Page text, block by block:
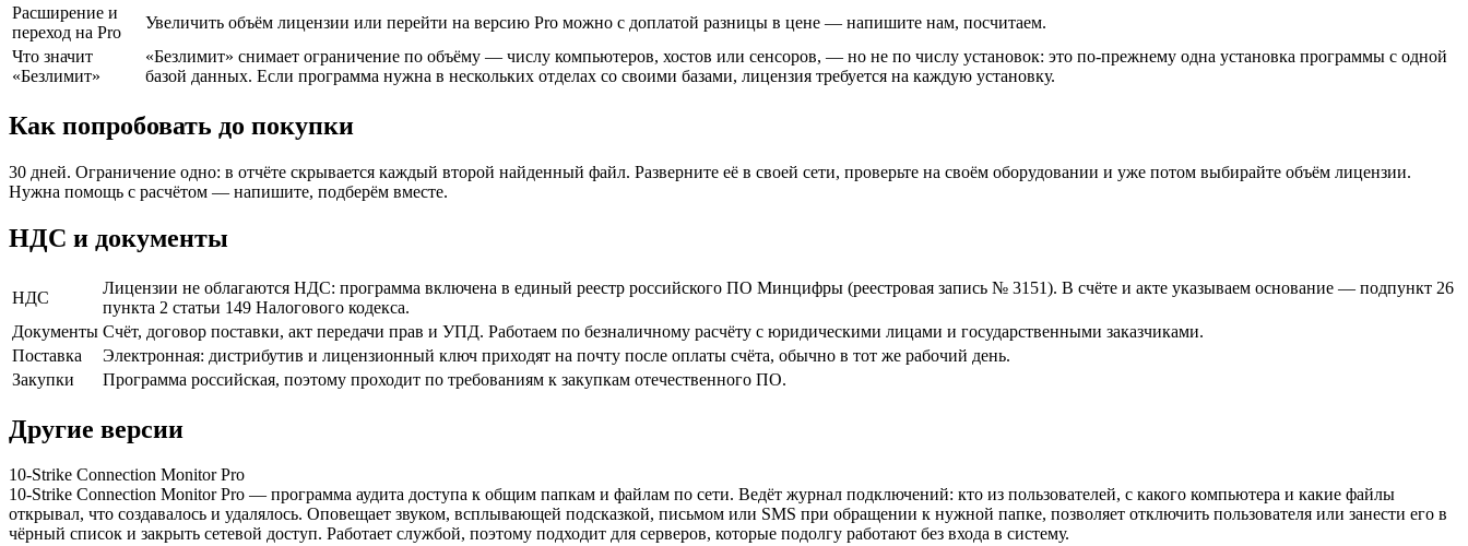
Расширение и
переход на Pro
Увеличить объём лицензии или перейти на версию Pro можно с доплатой разницы в цене — напишите нам, посчитаем.
Что значит
«Безлимит»
«Безлимит» снимает ограничение по объёму — числу компьютеров, хостов или сенсоров, — но не по числу установок: это по-прежнему одна установка программы с одной
базой данных. Если программа нужна в нескольких отделах со своими базами, лицензия требуется на каждую установку.
Как попробовать до покупки
30 дней. Ограничение одно: в отчёте скрывается каждый второй найденный файл. Разверните её в своей сети, проверьте на своём оборудовании и уже потом выбирайте объём лицензии.
Нужна помощь с расчётом — напишите, подберём вместе.
НДС и документы
НДС
Лицензии не облагаются НДС: программа включена в единый реестр российского ПО Минцифры (реестровая запись № 3151). В счёте и акте указываем основание — подпункт 26
пункта 2 статьи 149 Налогового кодекса.
Документы Счёт, договор поставки, акт передачи прав и УПД. Работаем по безналичному расчёту с юридическими лицами и государственными заказчиками.
Поставка
Электронная: дистрибутив и лицензионный ключ приходят на почту после оплаты счёта, обычно в тот же рабочий день.
Закупки
Программа российская, поэтому проходит по требованиям к закупкам отечественного ПО.
Другие версии
10-Strike Connection Monitor Pro
10-Strike Connection Monitor Pro — программа аудита доступа к общим папкам и файлам по сети. Ведёт журнал подключений: кто из пользователей, с какого компьютера и какие файлы
открывал, что создавалось и удалялось. Оповещает звуком, всплывающей подсказкой, письмом или SMS при обращении к нужной папке, позволяет отключить пользователя или занести его в
чёрный список и закрыть сетевой доступ. Работает службой, поэтому подходит для серверов, которые подолгу работают без входа в систему.